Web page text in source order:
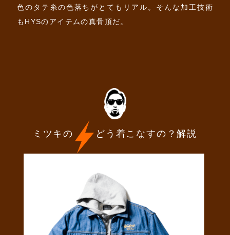
色のタテ糸の色落ちがとてもリアル。そんな加工技術
もHYSのアイテムの真骨頂だ。
ミツキの どう着こなすの？解説